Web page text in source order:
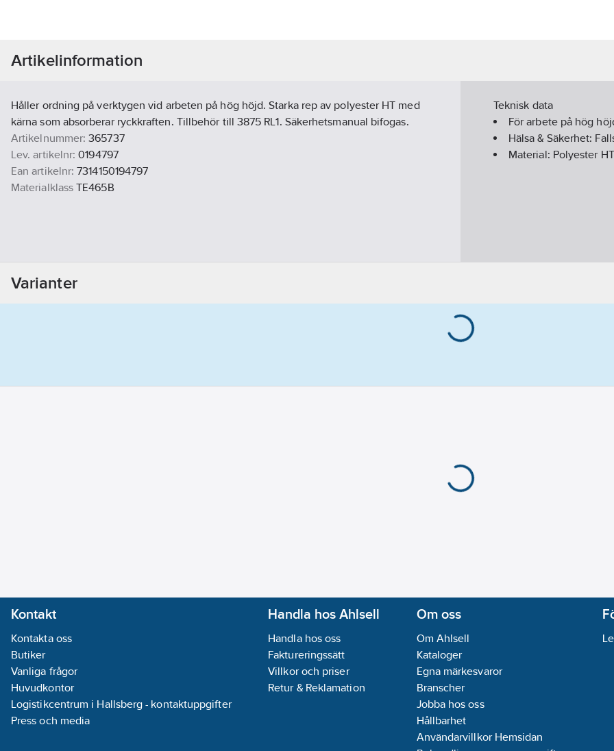
Artikelinformation
Håller ordning på verktygen vid arbeten på hög höjd. Starka rep av polyester HT med
kärna som absorberar ryckkraften. Tillbehör till 3875 RL1. Säkerhetsmanual bifogas.
Artikelnummer: 365737
Lev. artikelnr: 0194797
Ean artikelnr: 7314150194797
Materialklass TE465B
Teknisk data
För arbete på hög
Hälsa & Säkerhet:
Material: Polyester HT
Varianter
Kontakt
Kontakta oss
Butiker
Vanliga frågor
Huvudkontor
Logistikcentrum i Hallsberg - kontaktuppgifter
Press och media
Handla hos Ahlsell
Handla hos oss
Faktureringssätt
Villkor och priser
Retur & Reklamation
Om oss
Om Ahlsell
Kataloger
Egna märkesvaror
Branscher
Jobba hos oss
Hållbarhet
Användarvillkor Hemsidan